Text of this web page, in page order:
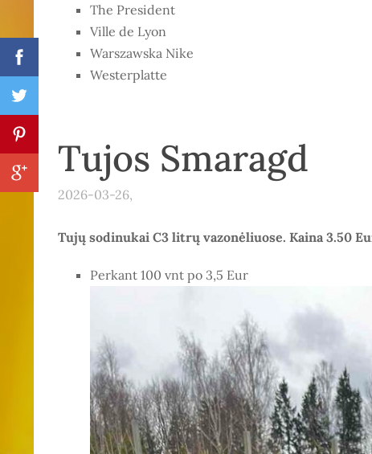
The President
Ville de Lyon
Warszawska Nike
Westerplatte
Tujos Smaragd
2026-03-26,
Tujų sodinukai C3 litrų vazonėliuose. Kaina 3.50
Perkant 100 vnt po 3,5 Eur